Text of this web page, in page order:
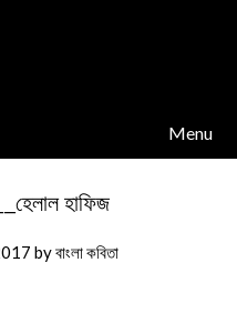
Menu
হাফিজ
byবাংলা কবিতা